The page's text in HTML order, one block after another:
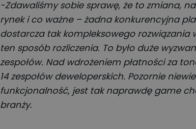
-Zdawaliśmy sobie sprawę, że to zmiana,
rynek i co ważne – żadna konkurencyjna
dostarcza tak kompleksowego rozwiązania
ten sposób rozliczenia. To było duże
zespołów. Nad wdrożeniem płatności za
14 zespołów deweloperskich. Pozornie
funkcjonalność, jest tak naprawdę game
branży.